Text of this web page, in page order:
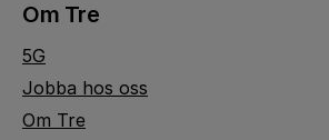
Om Tre
5G
Jobba hos oss
Om Tre